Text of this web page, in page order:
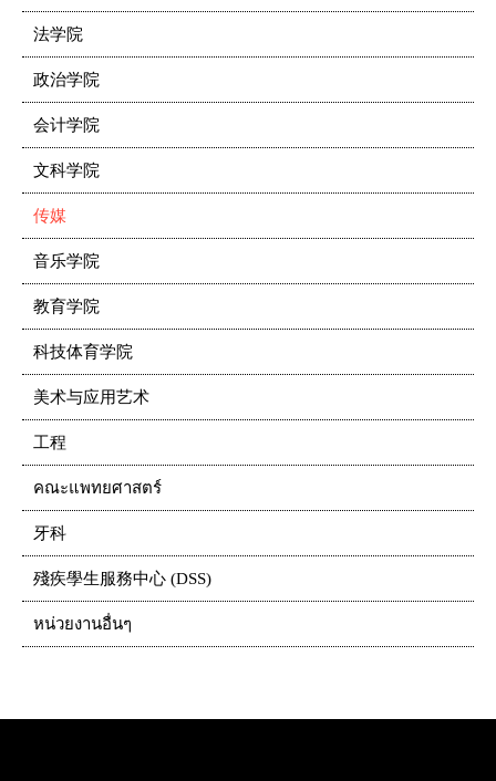
法学院
政治学院
会计学院
文科学院
传媒
音乐学院
教育学院
科技体育学院
美术与应用艺术
工程
คณะแพทยศาสตร์
牙科
殘疾學生服務中心 (DSS)
หน่วยงานอื่นๆ